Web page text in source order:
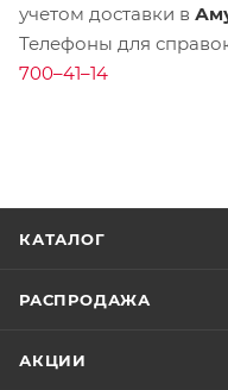
учетом доставки в
Телефоны для
700–41–14
КАТАЛОГ
РАСПРОДАЖА
АКЦИИ